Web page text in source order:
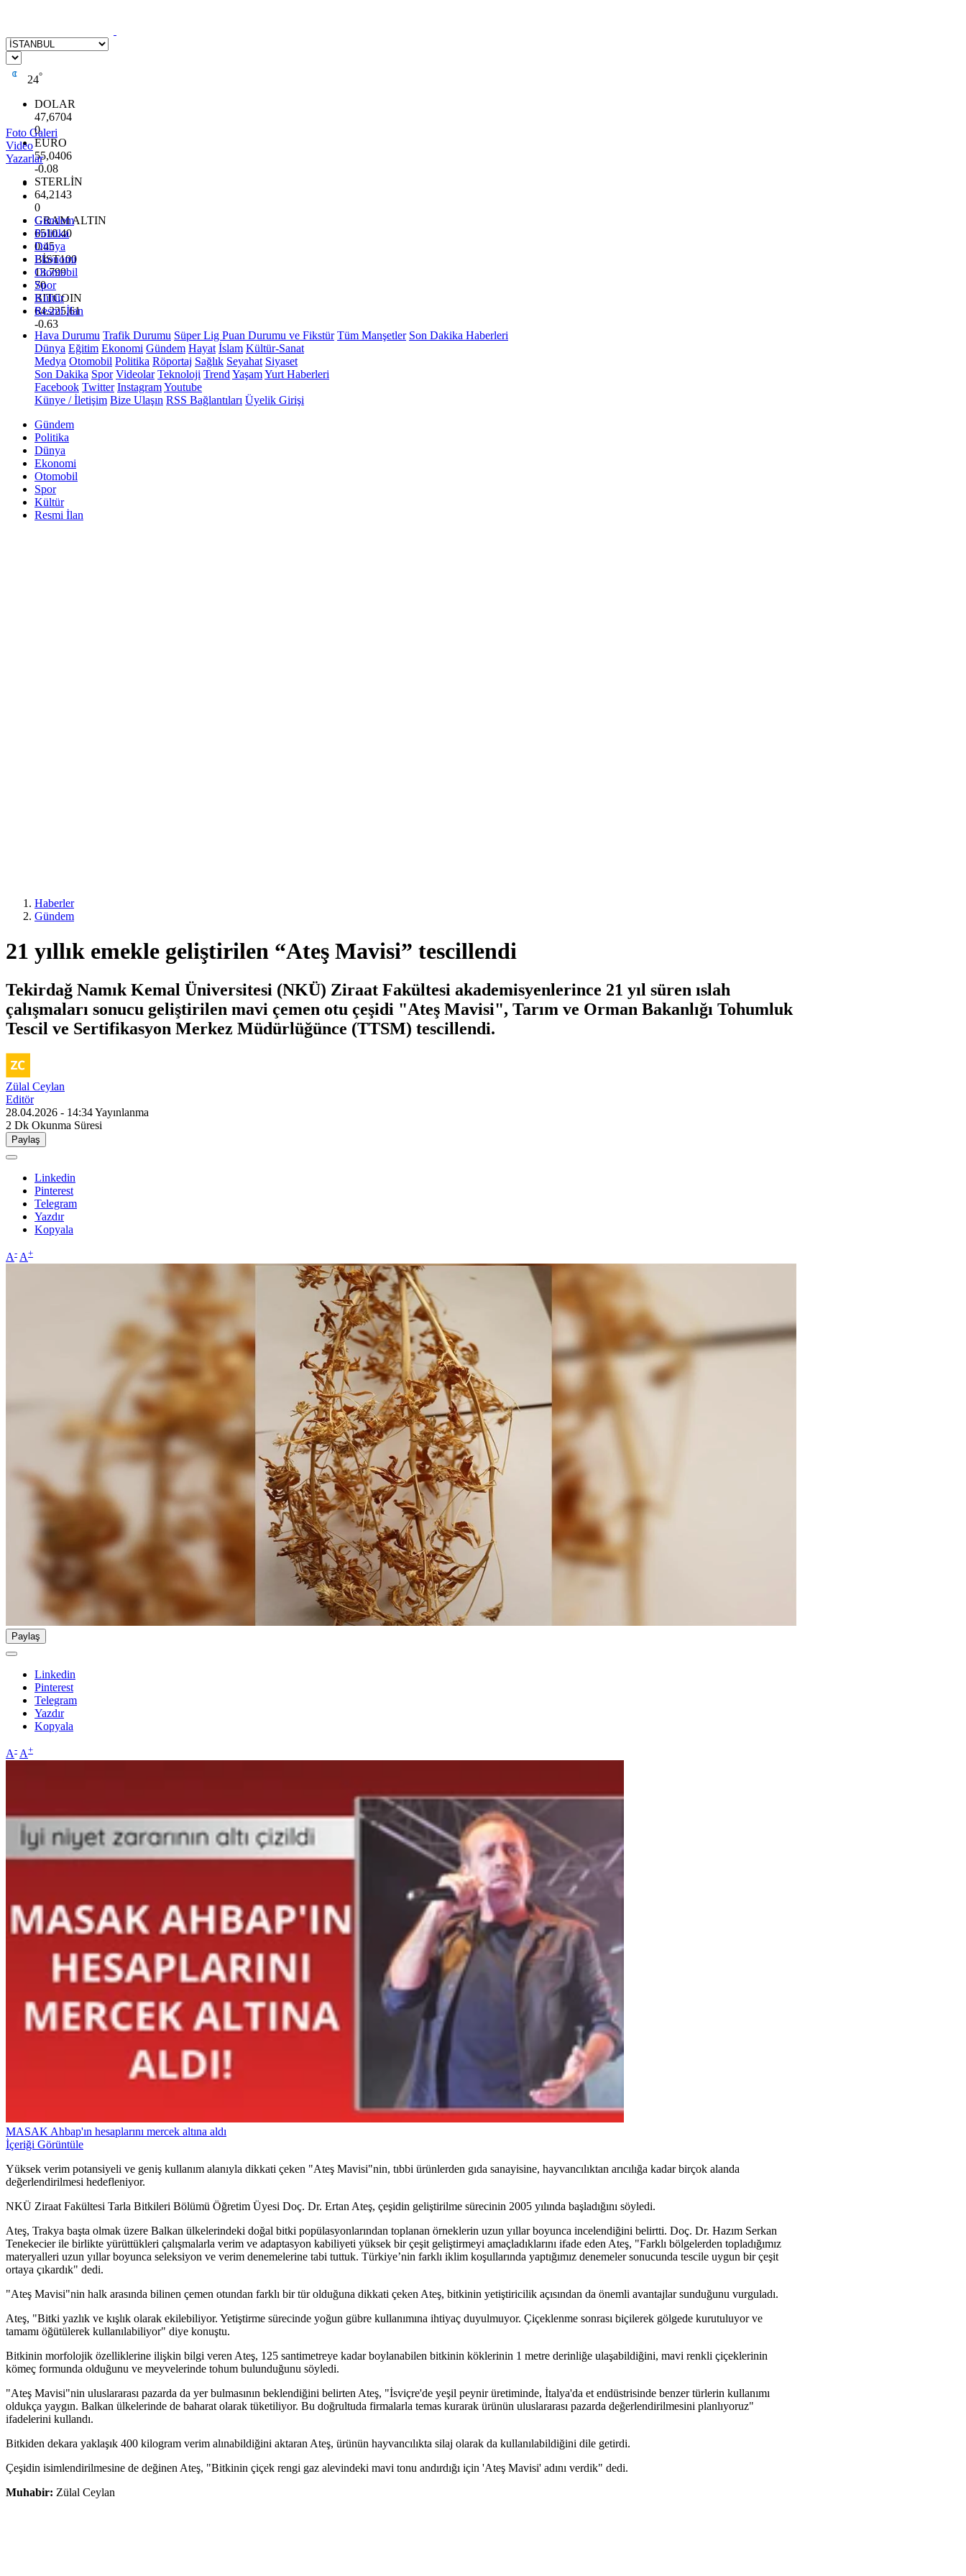
24°
DOLAR
47,6704
0
EURO
55,0406
-0.08
STERLİN
64,2143
0
GRAM ALTIN
6510.40
0.45
BİST100
13.799
70
BITCOIN
64.225,61
-0.63
Foto Galeri
Video
Yazarlar
Gündem
Politika
Dünya
Ekonomi
Otomobil
Spor
Kültür
Resmi İlan
Hava Durumu Trafik Durumu Süper Lig Puan Durumu ve Fikstür Tüm Manşetler Son Dakika Haberleri
Dünya Eğitim Ekonomi Gündem Hayat İslam Kültür-Sanat
Medya Otomobil Politika Röportaj Sağlık Seyahat Siyaset
Son Dakika Spor Videolar Teknoloji Trend YaşamYurt Haberleri
Facebook Twitter InstagramYoutube
Künye / İletişim Bize Ulaşın RSS Bağlantıları Üyelik Girişi
Gündem
Politika
Dünya
Ekonomi
Otomobil
Spor
Kültür
Resmi İlan
Haberler
Gündem
21 yıllık emekle geliştirilen “Ateş Mavisi” tescillendi
Tekirdağ Namık Kemal Üniversitesi (NKÜ) Ziraat Fakültesi akademisyenlerince 21 yıl süren ıslah
çalışmaları sonucu geliştirilen mavi çemen otu çeşidi "Ateş Mavisi", Tarım ve Orman Bakanlığı Tohumluk
Tescil ve Sertifikasyon Merkez Müdürlüğünce (TTSM) tescillendi.
Zülal Ceylan
Editör
28.04.2026 - 14:34Yayınlanma
2 Dk Okunma Süresi
Paylaş
Linkedin
Pinterest
Telegram
Yazdır
Kopyala
A- A+
Paylaş
Linkedin
Pinterest
Telegram
Yazdır
Kopyala
A- A+
MASAK Ahbap'ın hesaplarını mercek altına aldı
İçeriği Görüntüle
Yüksek verim potansiyeli ve geniş kullanım alanıyla dikkati çeken "Ateş Mavisi"nin, tıbbi ürünlerden gıda sanayisine, hayvancılıktan arıcılığa kadar birçok alanda
değerlendirilmesi hedefleniyor.
NKÜ Ziraat Fakültesi Tarla Bitkileri Bölümü Öğretim Üyesi Doç. Dr. Ertan Ateş, çeşidin geliştirilme sürecinin 2005 yılında başladığını söyledi.
Ateş, Trakya başta olmak üzere Balkan ülkelerindeki doğal bitki popülasyonlarından toplanan örneklerin uzun yıllar boyunca incelendiğini belirtti. Doç. Dr. Hazım Serkan
Tenekecier ile birlikte yürüttükleri çalışmalarla verim ve adaptasyon kabiliyeti yüksek bir çeşit geliştirmeyi amaçladıklarını ifade eden Ateş, "Farklı bölgelerden topladığımız
materyalleri uzun yıllar boyunca seleksiyon ve verim denemelerine tabi tuttuk. Türkiye’nin farklı iklim koşullarında yaptığımız denemeler sonucunda tescile uygun bir çeşit
ortaya çıkardık" dedi.
"Ateş Mavisi"nin halk arasında bilinen çemen otundan farklı bir tür olduğuna dikkati çeken Ateş, bitkinin yetiştiricilik açısından da önemli avantajlar sunduğunu vurguladı.
Ateş, "Bitki yazlık ve kışlık olarak ekilebiliyor. Yetiştirme sürecinde yoğun gübre kullanımına ihtiyaç duyulmuyor. Çiçeklenme sonrası biçilerek gölgede kurutuluyor ve
tamamı öğütülerek kullanılabiliyor" diye konuştu.
Bitkinin morfolojik özelliklerine ilişkin bilgi veren Ateş, 125 santimetreye kadar boylanabilen bitkinin köklerinin 1 metre derinliğe ulaşabildiğini, mavi renkli çiçeklerinin
kömeç formunda olduğunu ve meyvelerinde tohum bulunduğunu söyledi.
"Ateş Mavisi"nin uluslararası pazarda da yer bulmasının beklendiğini belirten Ateş, "İsviçre'de yeşil peynir üretiminde, İtalya'da et endüstrisinde benzer türlerin kullanımı
oldukça yaygın. Balkan ülkelerinde de baharat olarak tüketiliyor. Bu doğrultuda firmalarla temas kurarak ürünün uluslararası pazarda değerlendirilmesini planlıyoruz"
ifadelerini kullandı.
Bitkiden dekara yaklaşık 400 kilogram verim alınabildiğini aktaran Ateş, ürünün hayvancılıkta silaj olarak da kullanılabildiğini dile getirdi.
Çeşidin isimlendirilmesine de değinen Ateş, "Bitkinin çiçek rengi gaz alevindeki mavi tonu andırdığı için 'Ateş Mavisi' adını verdik" dedi.
Muhabir: Zülal Ceylan